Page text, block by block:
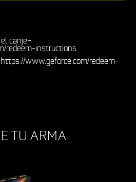
canje–
redeem-instructions
https://www.geforce.com/redeem-
TU ARMA